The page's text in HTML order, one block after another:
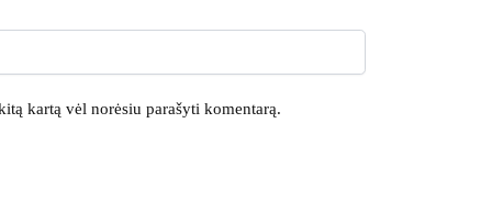
kartą vėl norėsiu parašyti komentarą.